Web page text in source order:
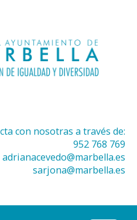
con nosotras a través de:
952 768 769
adrianacevedo@marbella.es
sarjona@marbella.es